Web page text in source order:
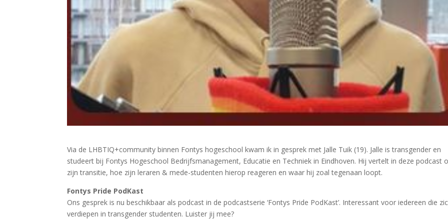
Via de LHBTIQ+community binnen Fontys hogeschool kwam ik in gesprek met Jalle Tuik (19). Jalle is transgender en
studeert bij Fontys Hogeschool Bedrijfsmanagement, Educatie en Techniek in Eindhoven. Hij vertelt in deze podcast
zijn transitie, hoe zijn leraren & mede-studenten hierop reageren en waar hij zoal tegenaan loopt.
Fontys Pride PodKast
Ons gesprek is nu beschikbaar als podcast in de podcastserie ‘Fontys Pride PodKast’. Interessant voor iedereen die
verdiepen in transgender studenten. Luister jij mee?